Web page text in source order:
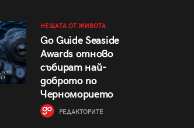
НЕЩАТА ОТ ЖИВОТА
Go Guide Seaside
Awards отново
събират най-
доброто по
Черноморието
РЕДАКТОРИТЕ